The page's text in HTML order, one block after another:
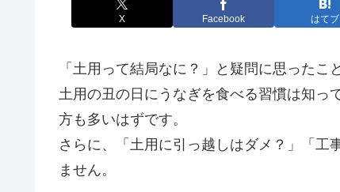
X Facebook はてブ
「土用って結局なに？」と疑問に思ったこ
土用の丑の日にうなぎを食べる習慣は知っ
方も多いはずです。
さらに、「土用に引っ越しはダメ？」「工
ません。